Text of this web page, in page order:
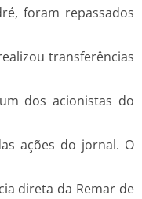
foram repassados
transferências
dos acionistas do
ações do jornal. O
direta da Remar de